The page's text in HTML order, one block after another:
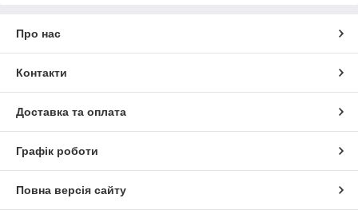
Про нас
Контакти
Доставка та оплата
Графік роботи
Повна версія сайту